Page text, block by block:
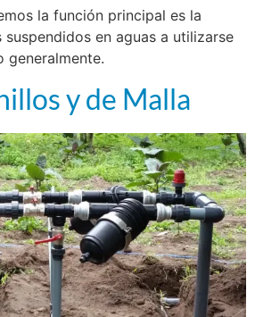
la función principal es la
en aguas a utilizarse
generalmente.
y de Malla